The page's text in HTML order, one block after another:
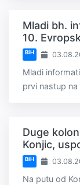
Mladi bh.
10.
BiH
Mladi
prvi nastup
Duge
Konjic,
BiH
Na putu od